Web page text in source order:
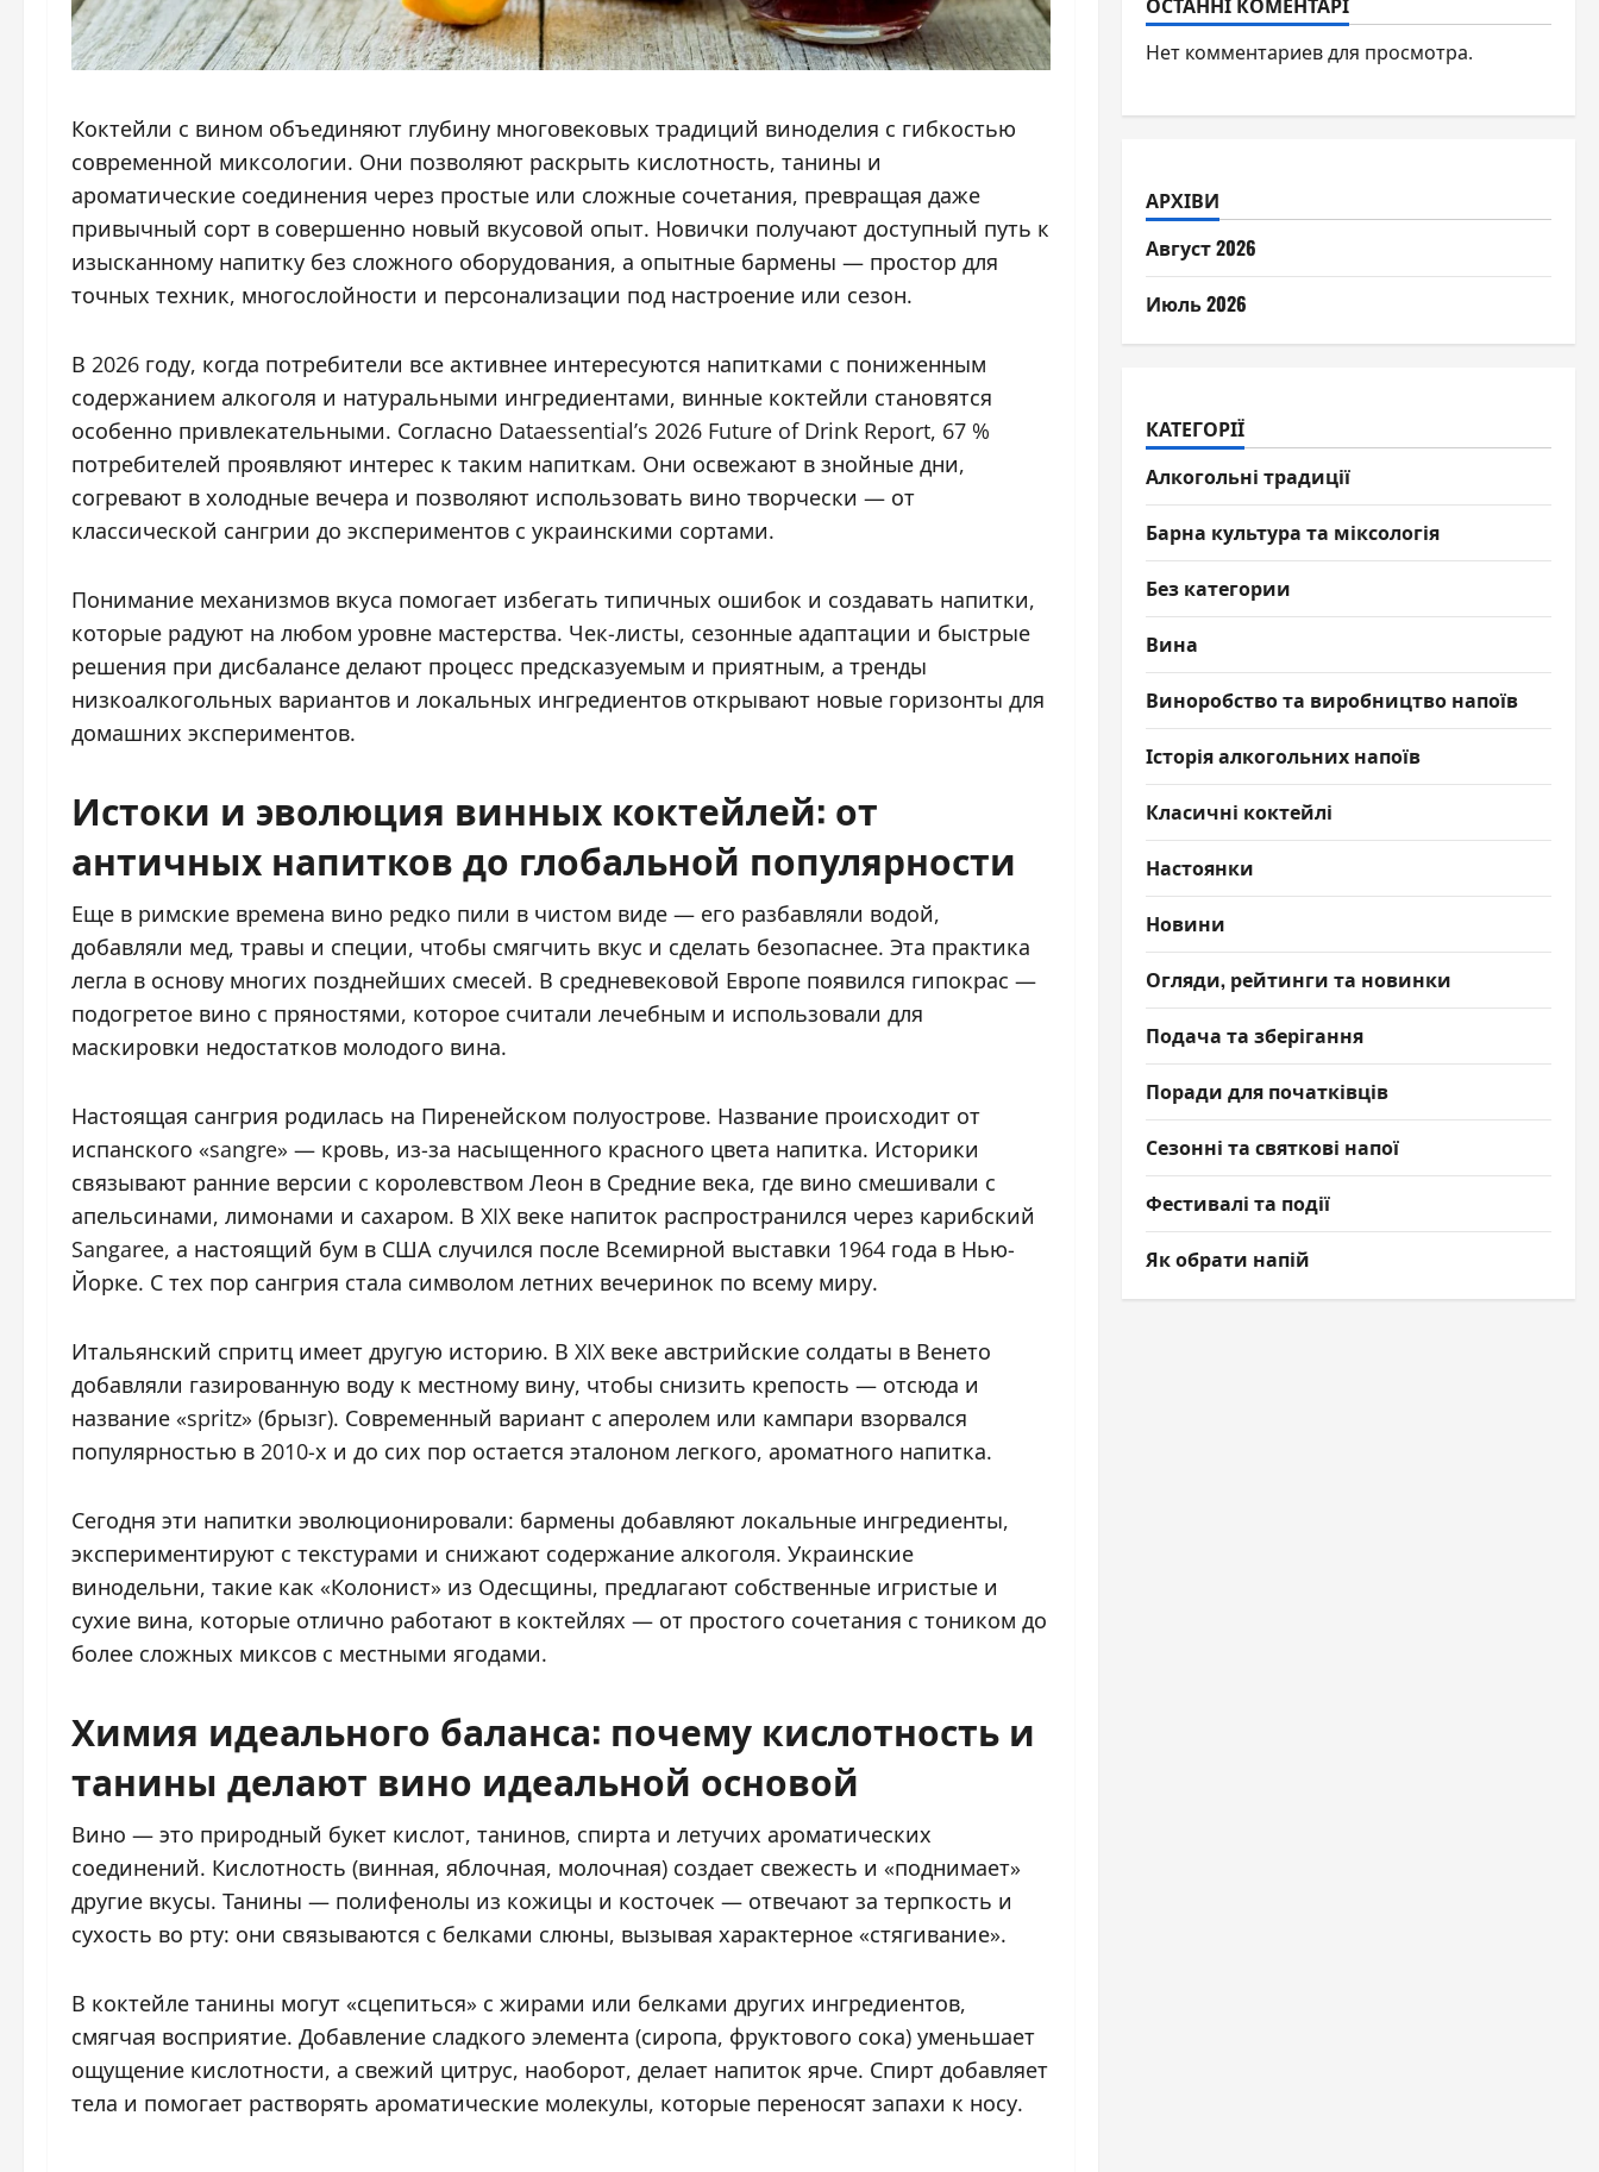
Коктейли с вином объединяют глубину многовековых традиций виноделия с гибкостью
современной миксологии. Они позволяют раскрыть кислотность, танины и
ароматические соединения через простые или сложные сочетания, превращая даже
привычный сорт в совершенно новый вкусовой опыт. Новички получают доступный путь к
изысканному напитку без сложного оборудования, а опытные бармены — простор для
точных техник, многослойности и персонализации под настроение или сезон.
В 2026 году, когда потребители все активнее интересуются напитками с пониженным
содержанием алкоголя и натуральными ингредиентами, винные коктейли становятся
особенно привлекательными. Согласно Dataessential’s 2026 Future of Drink Report, 67 %
потребителей проявляют интерес к таким напиткам. Они освежают в знойные дни,
согревают в холодные вечера и позволяют использовать вино творчески — от
классической сангрии до экспериментов с украинскими сортами.
Понимание механизмов вкуса помогает избегать типичных ошибок и создавать напитки,
которые радуют на любом уровне мастерства. Чек-листы, сезонные адаптации и быстрые
решения при дисбалансе делают процесс предсказуемым и приятным, а тренды
низкоалкогольных вариантов и локальных ингредиентов открывают новые горизонты для
домашних экспериментов.
Истоки и эволюция винных коктейлей: от
античных напитков до глобальной популярности
Еще в римские времена вино редко пили в чистом виде — его разбавляли водой,
добавляли мед, травы и специи, чтобы смягчить вкус и сделать безопаснее. Эта практика
легла в основу многих позднейших смесей. В средневековой Европе появился гипокрас —
подогретое вино с пряностями, которое считали лечебным и использовали для
маскировки недостатков молодого вина.
Настоящая сангрия родилась на Пиренейском полуострове. Название происходит от
испанского «sangre» — кровь, из-за насыщенного красного цвета напитка. Историки
связывают ранние версии с королевством Леон в Средние века, где вино смешивали с
апельсинами, лимонами и сахаром. В XIX веке напиток распространился через карибский
Sangaree, а настоящий бум в США случился после Всемирной выставки 1964 года в Нью-
Йорке. С тех пор сангрия стала символом летних вечеринок по всему миру.
Итальянский спритц имеет другую историю. В XIX веке австрийские солдаты в Венето
добавляли газированную воду к местному вину, чтобы снизить крепость — отсюда и
название «spritz» (брызг). Современный вариант с аперолем или кампари взорвался
популярностью в 2010-х и до сих пор остается эталоном легкого, ароматного напитка.
Сегодня эти напитки эволюционировали: бармены добавляют локальные ингредиенты,
экспериментируют с текстурами и снижают содержание алкоголя. Украинские
винодельни, такие как «Колонист» из Одесщины, предлагают собственные игристые и
сухие вина, которые отлично работают в коктейлях — от простого сочетания с тоником до
более сложных миксов с местными ягодами.
Химия идеального баланса: почему кислотность и
танины делают вино идеальной основой
Вино — это природный букет кислот, танинов, спирта и летучих ароматических
соединений. Кислотность (винная, яблочная, молочная) создает свежесть и «поднимает»
другие вкусы. Танины — полифенолы из кожицы и косточек — отвечают за терпкость и
сухость во рту: они связываются с белками слюны, вызывая характерное «стягивание».
В коктейле танины могут «сцепиться» с жирами или белками других ингредиентов,
смягчая восприятие. Добавление сладкого элемента (сиропа, фруктового сока) уменьшает
ощущение кислотности, а свежий цитрус, наоборот, делает напиток ярче. Спирт добавляет
тела и помогает растворять ароматические молекулы, которые переносят запахи к носу.
Нет комментариев для просмотра.
АРХІВИ
Август 2026
Июль 2026
КАТЕГОРІЇ
Алкогольні традиції
Барна культура та міксологія
Без категории
Вина
Виноробство та виробництво напоїв
Історія алкогольних напоїв
Класичні коктейлі
Настоянки
Новини
Огляди, рейтинги та новинки
Подача та зберігання
Поради для початківців
Сезонні та святкові напої
Фестивалі та події
Як обрати напій